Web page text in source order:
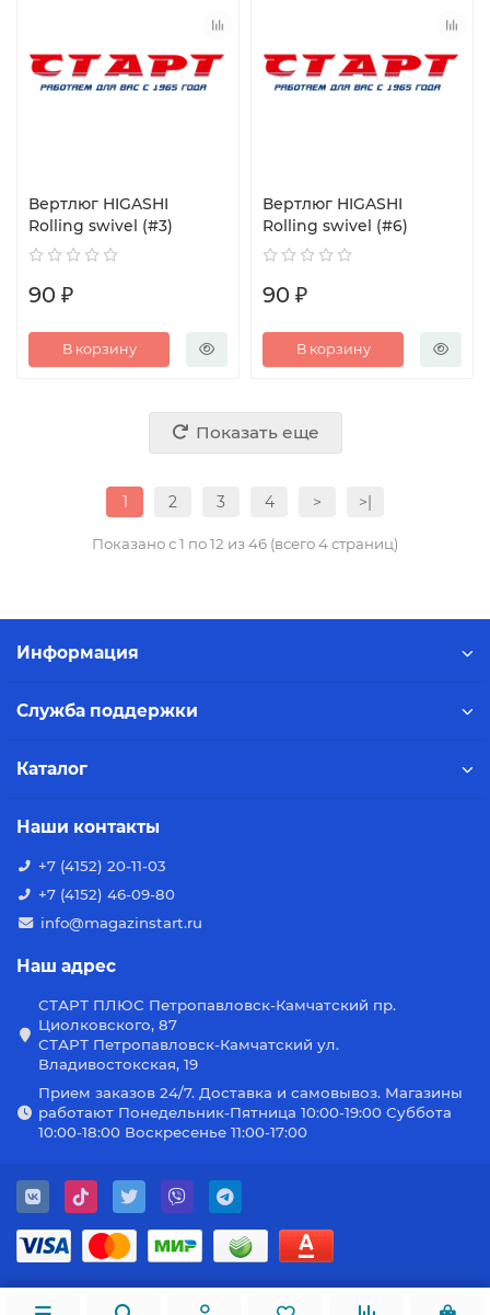
Вертлюг HIGASHI
Rolling swivel (#3)
90 ₽
В корзину
Вертлюг HIGASHI
Rolling swivel (#6)
90 ₽
В корзину
Показать еще
1 2 3 4 > >|
Показано с 1 по 12 из 46 (всего 4 страниц)
Информация
Служба поддержки
Каталог
Наши контакты
+7 (4152) 20-11-03
+7 (4152) 46-09-80
info@magazinstart.ru
Наш адрес
СТАРТ ПЛЮС Петропавловск-Камчатский пр.
Циолковского, 87
СТАРТ Петропавловск-Камчатский ул.
Владивостокская, 19
Прием заказов 24/7. Доставка и самовывоз. Магазины
работают Понедельник-Пятница 10:00-19:00 Суббота
10:00-18:00 Воскресенье 11:00-17:00